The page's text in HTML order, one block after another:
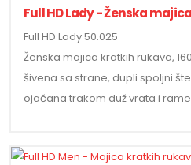
Full HD Lady - Ženska
Full HD Lady 50.025
Ženska majica kratkih rukava,
šivena sa strane, dupli spoljni
ojačana trakom duž vrata i